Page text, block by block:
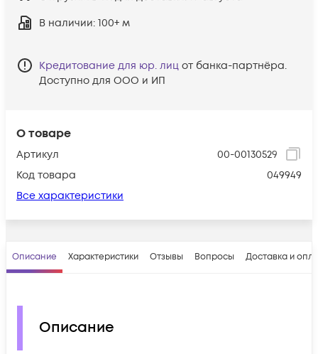
О товаре
Артикул
00-00130529
Код товара
049949
Все характеристики
В наличии: 100+ м
Кредитование для юр. лиц от банка-партнёра.
Доступно для ООО и ИП
Описание Характеристики Отзывы Вопросы Доставка и
Описание